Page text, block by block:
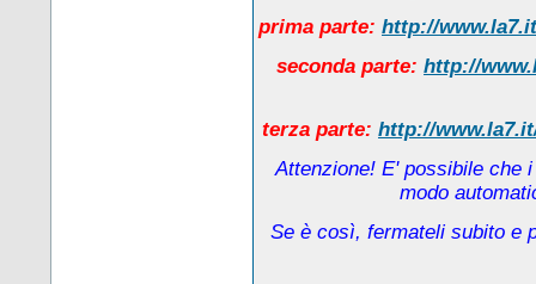
prima parte: http://
seconda parte: http://
terza parte: http://
Attenzione! E' possibile che
modo
Se è così, fermateli subito e